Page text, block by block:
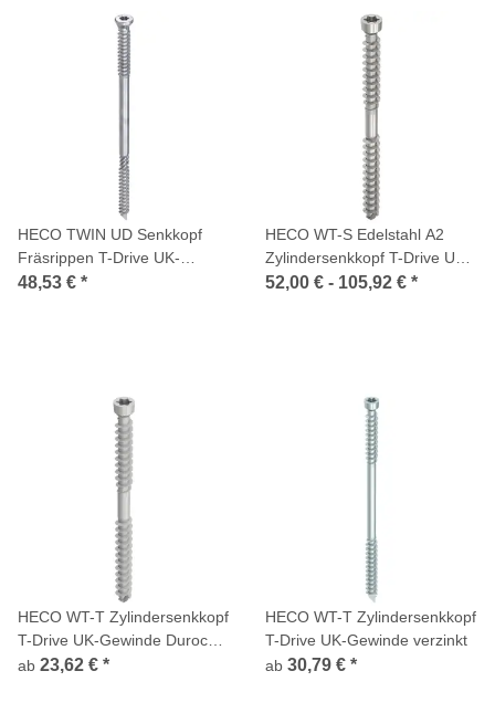
HECO TWIN UD Senkkopf
Fräsrippen T-Drive UK-
Gewinde HP-beschichtet
48,53 € *
HECO WT-S Edelstahl A2
Zylindersenkkopf T-Drive UK-
Gewinde W15
52,00 € - 105,92 € *
HECO WT-T Zylindersenkkopf
T-Drive UK-Gewinde Durocoat
E15
ab 23,62 € *
HECO WT-T Zylindersenkkopf
T-Drive UK-Gewinde verzinkt
ab 30,79 € *